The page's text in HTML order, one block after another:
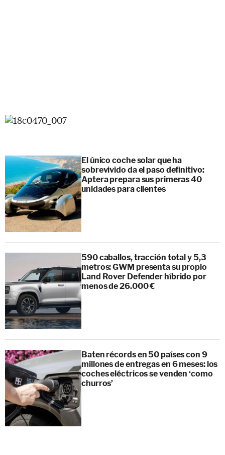
El único coche solar que ha
sobrevivido da el paso definitivo:
Aptera prepara sus primeras 40
unidades para clientes
590 caballos, tracción total y 5,3
metros: GWM presenta su propio
Land Rover Defender híbrido por
menos de 26.000 €
Baten récords en 50 países con 9
millones de entregas en 6 meses: los
coches eléctricos se venden ‘como
churros’